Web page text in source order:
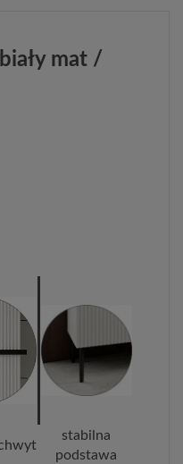
mat /
stabilna
podstawa